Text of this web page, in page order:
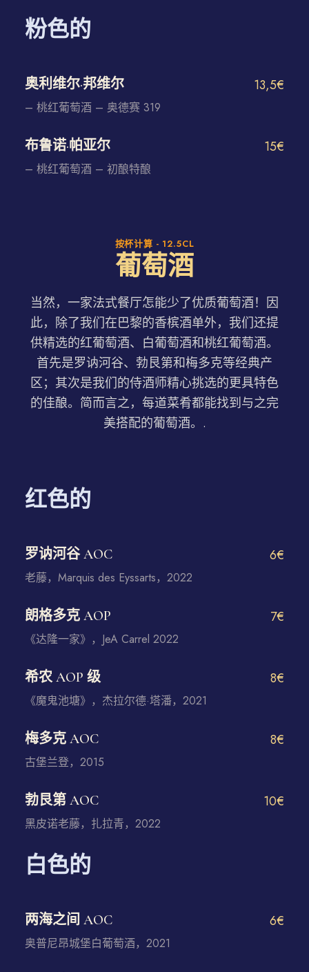
粉色的
奥利维尔·邦维尔 13,5€
– 桃红葡萄酒 – 奥德赛 319
布鲁诺·帕亚尔 15€
– 桃红葡萄酒 – 初酿特酿
按杯计算 - 12.5CL
葡萄酒
当然，一家法式餐厅怎能少了优质葡萄酒！因
此，除了我们在巴黎的香槟酒单外，我们还提
供精选的红葡萄酒、白葡萄酒和桃红葡萄酒。
首先是罗讷河谷、勃艮第和梅多克等经典产
区；其次是我们的侍酒师精心挑选的更具特色
的佳酿。简而言之，每道菜肴都能找到与之完
美搭配的葡萄酒。.
红色的
罗讷河谷 AOC 6€
老藤，Marquis des Eyssarts，2022
朗格多克 AOP 7€
《达隆一家》，JeA Carrel 2022
希农 AOP 级 8€
《魔鬼池塘》，杰拉尔德·塔潘，2021
梅多克 AOC 8€
古堡兰登，2015
勃艮第 AOC 10€
黑皮诺老藤，扎拉青，2022
白色的
两海之间 AOC 6€
奥普尼昂城堡白葡萄酒，2021